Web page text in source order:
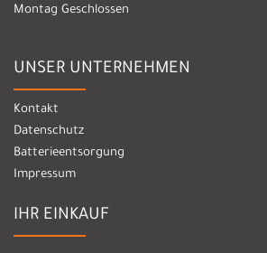
Montag Geschlossen
UNSER UNTERNEHMEN
Kontakt
Datenschutz
Batterieentsorgung
Impressum
IHR EINKAUF